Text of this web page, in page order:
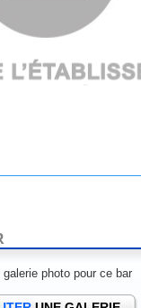
galerie photo pour ce bar